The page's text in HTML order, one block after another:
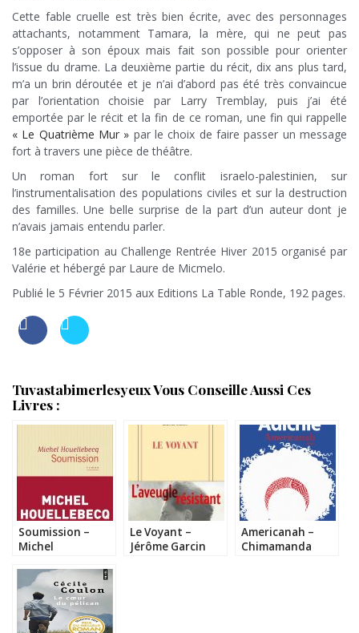
Cette fable cruelle est très bien écrite, avec des personnages
attachants, notamment Tamara, la mère, qui ne peut pas
s’opposer à son époux mais fait son possible pour orienter
l’issue du drame. La deuxième partie du récit, dix ans plus tard,
m’a un brin déroutée et je n’ai d’abord pas été très convaincue
par l’orientation choisie par Larry Tremblay, puis j’ai été
emportée par le récit et la fin de ce roman, une fin qui rappelle
« Le Quatrième Mur » par le choix de faire passer un message
fort à travers une pièce de théâtre.
Un roman fort sur le conflit israelo-palestinien, sur
l’instrumentalisation des populations civiles et sur la destruction
des familles. Une belle surprise de la part d’un auteur dont je
n’avais jamais entendu parler.
18e participation au Challenge Rentrée Hiver 2015 organisé par
Valérie et hébergé par Laure de Micmelo.
Publié le 5 Février 2015 aux Editions La Table Ronde, 192 pages.
Tuvastabimerlesyeux Vous Conseille Aussi Ces
Livres :
Soumission –
Michel
Le Voyant –
Jérôme Garcin
Americanah –
Chimamanda